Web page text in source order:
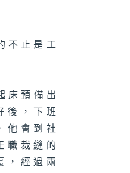
不止是工
床預備出
後，下班
他會到社
職裁縫的
，經過兩